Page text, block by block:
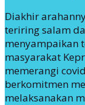
Diakhir
teriring salam
menyampaikan
masyarakat
memerangi
berkomitmen
melaksanakan